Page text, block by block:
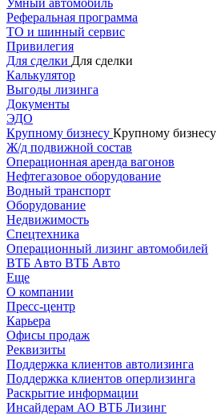
Умный автомобиль
Реферальная программа
ТО и шинный сервис
Привилегия
Для сделки Для сделки
Калькулятор
Выгоды лизинга
Документы
ЭДО
Крупному бизнесу Крупному бизнесу
Ж/д подвижной состав
Операционная аренда вагонов
Нефтегазовое оборудование
Водный транспорт
Оборудование
Недвижимость
Спецтехника
Операционный лизинг автомобилей
ВТБ Авто ВТБ Авто
Еще
О компании
Пресс-центр
Карьера
Офисы продаж
Реквизиты
Поддержка клиентов автолизинга
Поддержка клиентов оперлизинга
Раскрытие информации
Инсайдерам АО ВТБ Лизинг